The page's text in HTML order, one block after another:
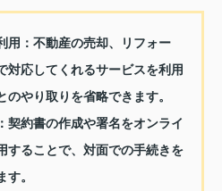
用 ：不動産の売却、リフォー
対応してくれるサービスを利用
やり取りを省略できます。
：契約書の作成や署名をオンライ
することで、対面での手続きを
。